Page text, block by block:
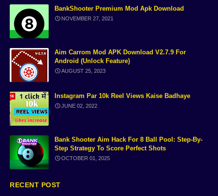
Super Lulubox
Game trick
Application
ElevenLabs
Instagram likes
Social media
Best Free Call Websites
BankShooter Premium Mod Apk Download
NOVEMBER 27, 2021
Aim Carrom Mod APK Download V2.7.9 For
Android (unlock Feature)
AUGUST 25, 2023
Instagram Par 10k Reel Views Kaise Badhaye
JUNE 02, 2022
Bank Shooter Aim Hack For 8 Ball Pool: Step-By-
Step Strategy To Score Perfect Shots
OCTOBER 01, 2025
RECENT POST